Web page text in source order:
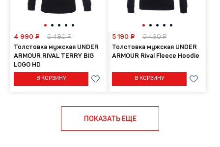
Толстовка мужская UNDER
ARMOUR RIVAL TERRY BIG
LOGO HD
4 990 ₽ 6 490 ₽
В КОРЗИНУ
Толстовка мужская UNDER
ARMOUR Rival Fleece Hoodie
5 190 ₽ 6 490 ₽
В КОРЗИНУ
ПОКАЗАТЬ ЕЩЕ